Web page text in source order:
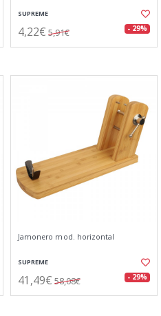
SUPREME
4,22€ 5,91€ - 29%
Jamonero mod. horizontal
SUPREME
41,49€ 58,08€ - 29%